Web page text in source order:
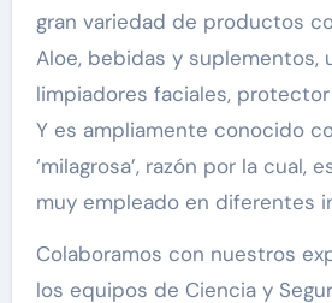
gran variedad de productos
Aloe, bebidas y suplementos,
limpiadores faciales,
Y es ampliamente conocido
‘milagrosa’, razón por la cual,
muy empleado en diferentes
Colaboramos con nuestros
los equipos de Ciencia y